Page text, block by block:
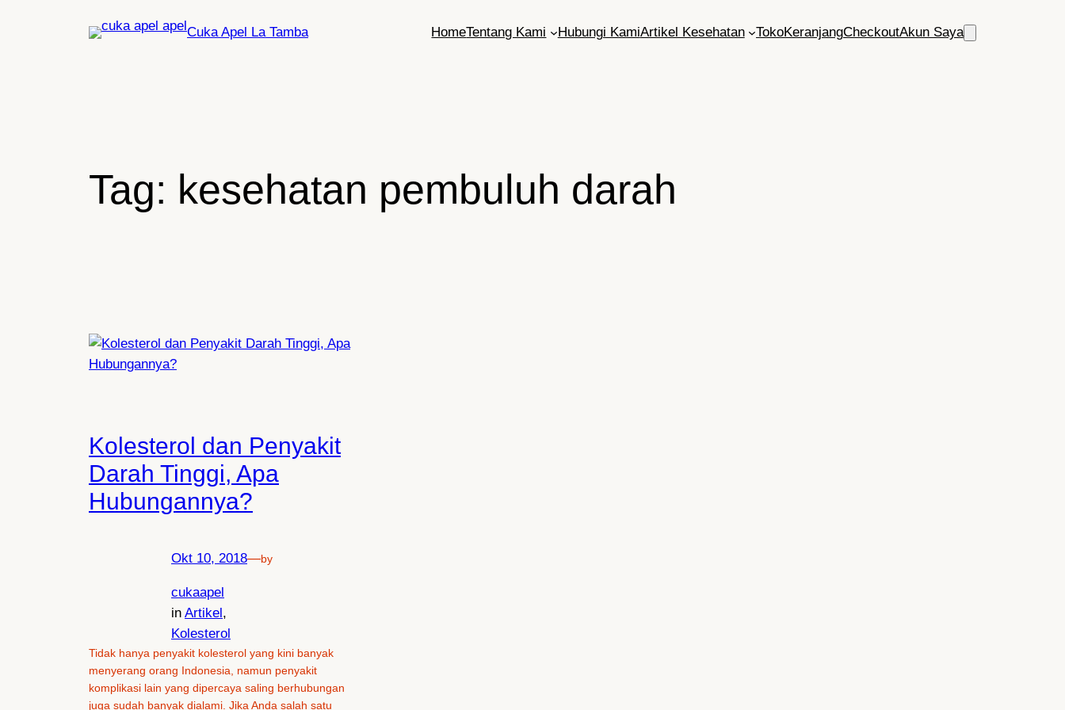
Cuka Apel La Tamba HomeTentang Kami Hubungi KamiArtikel Kesehatan TokoKeranjangCheckoutAkun Saya
Tag: kesehatan pembuluh darah
Kolesterol dan Penyakit
Darah Tinggi, Apa
Hubungannya?
Okt 10, 2018—by
cukaapel
in Artikel
Kolesterol
Tidak hanya penyakit kolesterol yang kini banyak
menyerang orang Indonesia, namun penyakit
komplikasi lain yang dipercaya saling berhubungan
juga sudah banyak dialami. Jika Anda salah satu